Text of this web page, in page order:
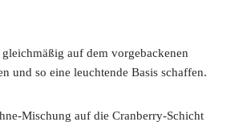
auf dem vorgebackenen
und so eine leuchtende Basis schaffen.
Mischung auf die Cranberry-Schicht